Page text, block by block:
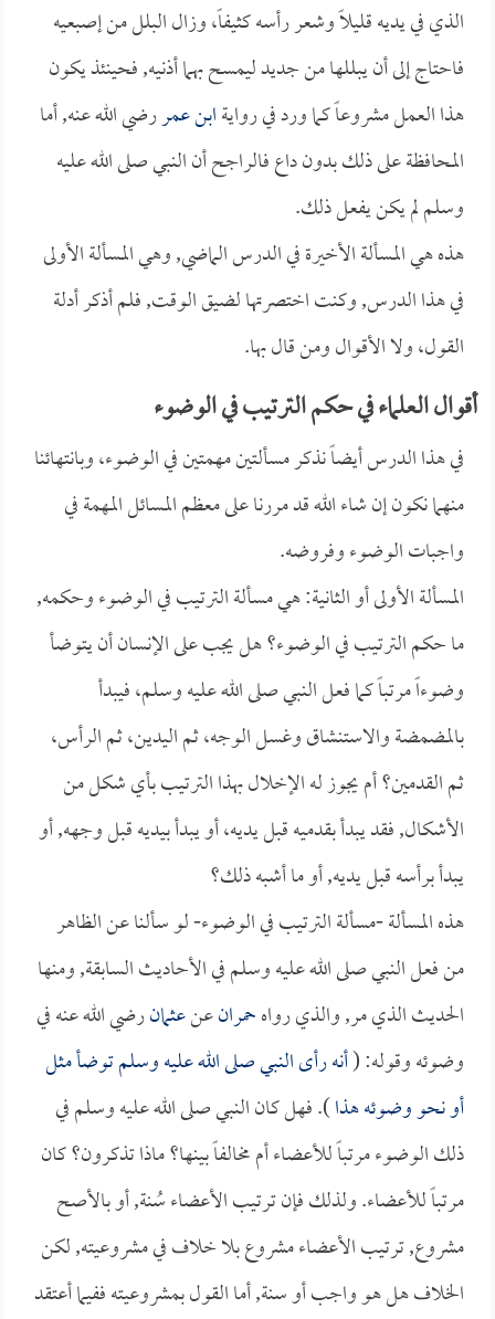
الذي في يديه قليلاً وشعر رأسه كثيفاً، وزال البلل من إصبعيه
فاحتاج إلى أن يبللها من جديد ليمسح بهما أذنيه, فحينئذ يكون
هذا العمل مشروعاً كما ورد في روايةابن عمررضي الله عنه, أما
المحافظة على ذلك بدون داع فالراجح أن النبي صلى الله عليه
وسلم لم يكن يفعل ذلك.
هذه هي المسألة الأخيرة في الدرس الماضي, وهي المسألة الأولى
في هذا الدرس, وكنت اختصرتها لضيق الوقت, فلم أذكر أدلة
القول، ولا الأقوال ومن قال بها.
أقوال العلماء في حكم الترتيب في الوضوء
في هذا الدرس أيضاً نذكر مسألتين مهمتين في الوضوء، وبانتهائنا
منهما نكون إن شاء الله قد مررنا على معظم المسائل المهمة في
واجبات الوضوء وفروضه.
المسألة الأولى أو الثانية: هي مسألة الترتيب في الوضوء وحكمه,
ما حكم الترتيب في الوضوء؟ هل يجب على الإنسان أن يتوضأ
وضوءاً مرتباً كما فعل النبي صلى الله عليه وسلم، فيبدأ
بالمضمضة والاستنشاق وغسل الوجه، ثم اليدين، ثم الرأس،
ثم القدمين؟ أم يجوز له الإخلال بهذا الترتيب بأي شكل من
الأشكال, فقد يبدأ بقدميه قبل يديه، أو يبدأ بيديه قبل وجهه, أو
يبدأ برأسه قبل يديه, أو ما أشبه ذلك؟
هذه المسألة -مسألة الترتيب في الوضوء- لو سألنا عن الظاهر
من فعل النبي صلى الله عليه وسلم في الأحاديث السابقة, ومنها
الحديث الذي مر, والذي رواهحمرانعنعثمانرضي الله عنه في
وضوئه وقوله: (أنه رأى النبي صلى الله عليه وسلم توضأ مثل
أو نحو وضوئه هذا). فهل كان النبي صلى الله عليه وسلم في
ذلك الوضوء مرتباً للأعضاء أم مخالفاً بينها؟ ماذا تذكرون؟ كان
مرتباً للأعضاء. ولذلك فإن ترتيب الأعضاء سُنة, أو بالأصح
مشروع, ترتيب الأعضاء مشروع بلا خلاف في مشروعيته, لكن
الخلاف هل هو واجب أو سنة, أما القول بمشروعيته ففيما أعتقد